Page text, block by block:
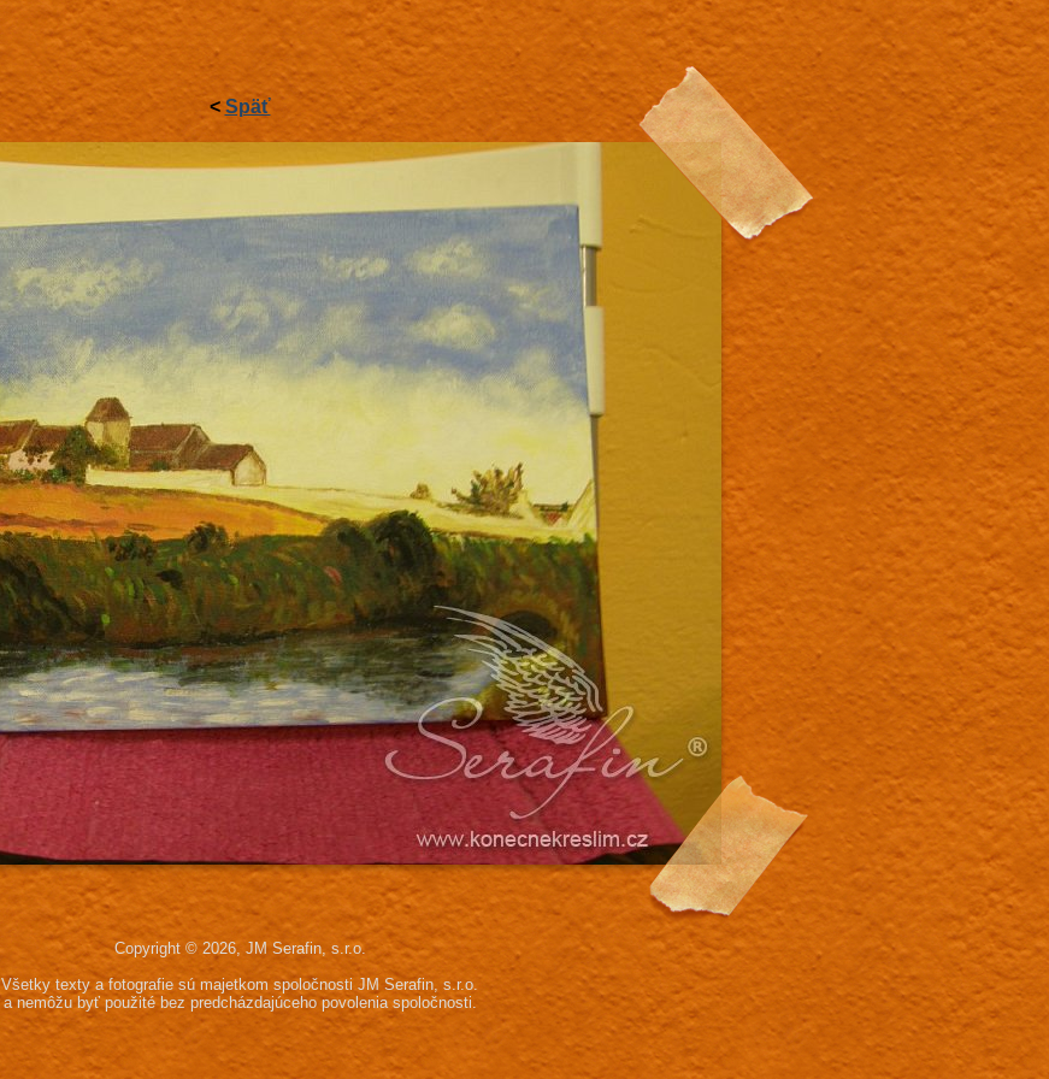
< Späť
Copyright © 2026, JM Serafin, s.r.o.
Všetky texty a fotografie sú majetkom spoločnosti JM Serafin, s.r.o.
a nemôžu byť použité bez predcházdajúceho povolenia spoločnosti.